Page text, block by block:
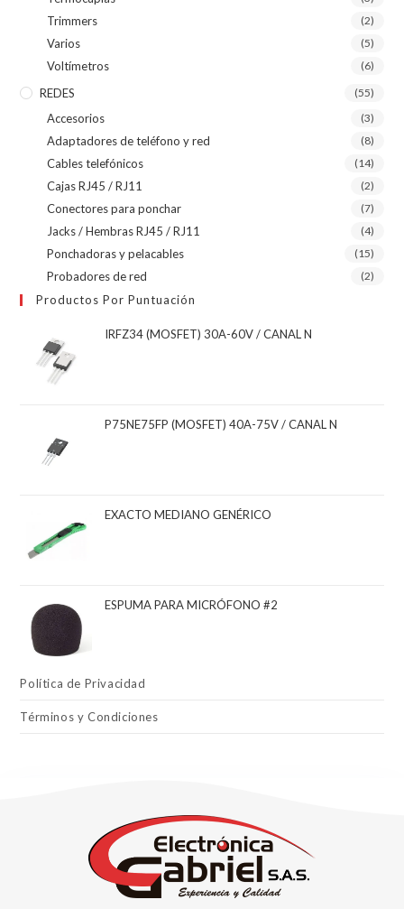
Trimmers (2)
Varios (5)
Voltímetros (6)
REDES (55)
Accesorios (3)
Adaptadores de teléfono y red (8)
Cables telefónicos (14)
Cajas RJ45 / RJ11 (2)
Conectores para ponchar (7)
Jacks / Hembras RJ45 / RJ11 (4)
Ponchadoras y pelacables (15)
Probadores de red (2)
Productos Por Puntuación
IRFZ34 (MOSFET) 30A-60V / CANAL N
P75NE75FP (MOSFET) 40A-75V / CANAL N
EXACTO MEDIANO GENÉRICO
ESPUMA PARA MICRÓFONO #2
Política de Privacidad
Términos y Condiciones